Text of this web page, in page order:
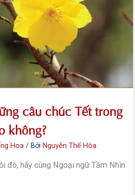
câu chúc Tết trong
không?
Hoa/ Bởi Nguyễn Thế Hòa
đó, hãy cùng Ngoại ngữ Tầm Nhìn